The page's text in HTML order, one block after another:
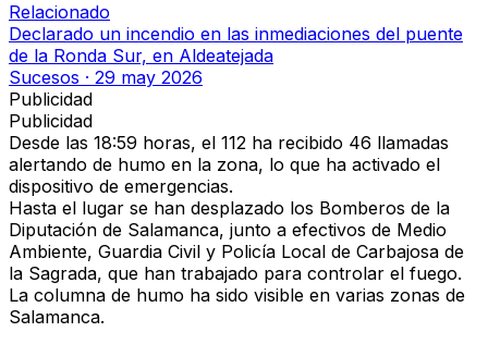
Relacionado
Declarado un incendio en las inmediaciones del puente
de la Ronda Sur, en Aldeatejada
Sucesos · 29 may 2026
Publicidad
Publicidad
Desde las 18:59 horas, el 112 ha recibido 46 llamadas
alertando de humo en la zona, lo que ha activado el
dispositivo de emergencias.
Hasta el lugar se han desplazado los Bomberos de la
Diputación de Salamanca, junto a efectivos de Medio
Ambiente, Guardia Civil y Policía Local de Carbajosa de
la Sagrada, que han trabajado para controlar el fuego.
La columna de humo ha sido visible en varias zonas de
Salamanca.